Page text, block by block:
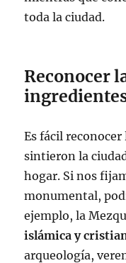
toda la ciudad.
Reconocer
Es fácil
sintieron la
hogar. Si nos
monumental,
ejemplo, la
islámica y
arqueología,